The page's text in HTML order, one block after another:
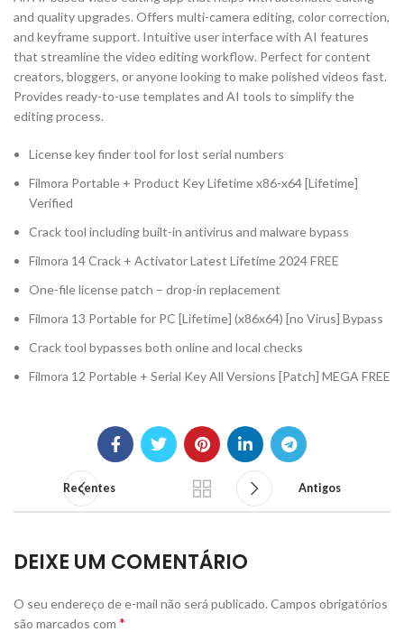
and quality upgrades. Offers multi-camera editing, color correction,
and keyframe support. Intuitive user interface with AI features
that streamline the video editing workflow. Perfect for content
creators, bloggers, or anyone looking to make polished videos fast.
Provides ready-to-use templates and AI tools to simplify the
editing process.
License key finder tool for lost serial numbers
Filmora Portable + Product Key Lifetime x86-x64 [Lifetime]
Verified
Crack tool including built-in antivirus and malware bypass
Filmora 14 Crack + Activator Latest Lifetime 2024 FREE
One-file license patch – drop-in replacement
Filmora 13 Portable for PC [Lifetime] (x86x64) [no Virus] Bypass
Crack tool bypasses both online and local checks
Filmora 12 Portable + Serial Key All Versions [Patch] MEGA FREE
Recentes Antigos
DEIXE UM COMENTÁRIO
O seu endereço de e-mail não será publicado. Campos obrigatórios
são marcados com *